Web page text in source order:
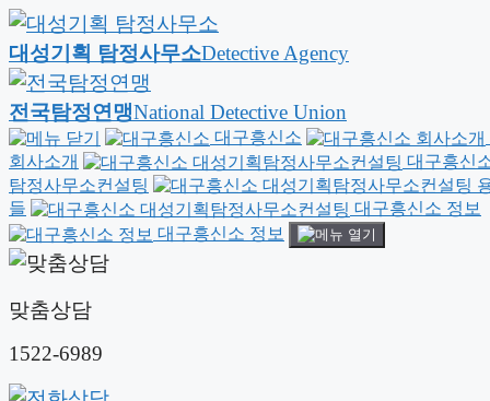
대성기획 탐정사무소Detective Agency
전국탐정연맹National Detective Union
대구흥신소
회사소개
대구흥신
탐정사무소컨설팅
들
대구흥신소 정보
대구흥신소 정보
맞춤상담
1522-6989